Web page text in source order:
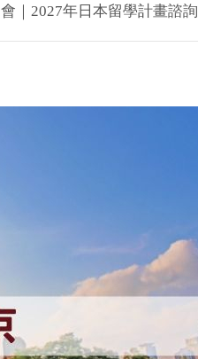
會｜2027年日本留學計畫諮詢